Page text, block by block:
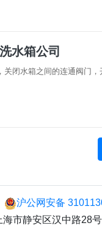
水箱公司
闭水箱之间的连通阀门
沪公网安备
海市静安区汉中路28